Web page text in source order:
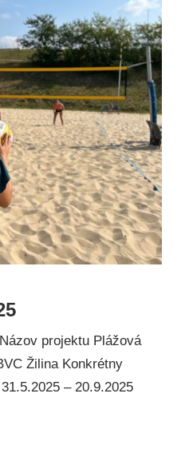
projektu Plážová
Žilina Konkrétny
– 20.9.2025